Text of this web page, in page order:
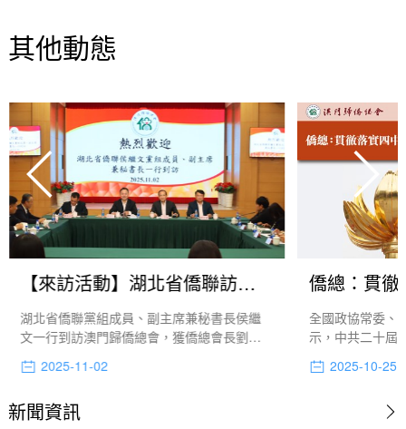
其他動態
【來訪活動】湖北省僑聯訪澳門歸僑總會
湖北省僑聯黨組成員、副主席兼秘書長侯繼
文一行到訪澳門歸僑總會，獲僑總會長劉雅
梅，常務副理事長梁兆基，副理事長譚振堅
持。
2025-11-02
僑總：貫
全國政協常委、
示，中共二十屆
了新時期中國號
展現了以人工
2025-10-25
新聞資訊